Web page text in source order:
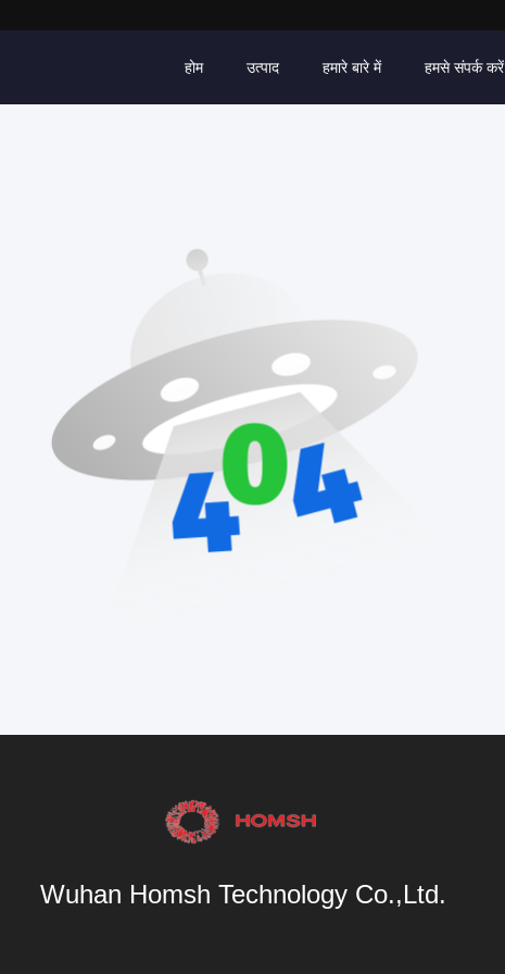
होम उत्पाद हमारे बारे में हमसे संपर्क करें
Wuhan Homsh Technology Co.,Ltd.